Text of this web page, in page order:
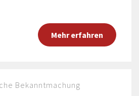
Mehr erfahren
Bekanntmachung